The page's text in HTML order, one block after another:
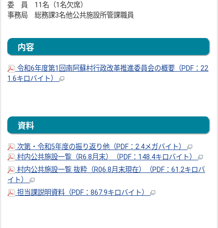
委 員 11名（1名欠席）
事務局 総務課3名他公共施設所管課職員
内容
令和6年度第1回南阿蘇村行政改革推進委員会の概要（PDF：22
1.6キロバイト）
資料
次第・令和5年度の振り返り他（PDF：2.4メガバイト）
村内公共施設一覧（R6.8月末）（PDF：148.4キロバイト）
村内公共施設一覧 抜粋（R06.8月末現在）（PDF：61.2キロバ
イト）
担当課説明資料（PDF：867.9キロバイト）